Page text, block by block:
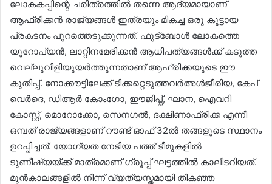
ലോകകപ്പിന്റെ ചരിത്രത്തിൽ തന്നെ ആദ്യമായാണ്
ആഫ്രിക്കൻ രാജ്യങ്ങൾ ഇത്രയും മികച്ച ഒരു കൂട്ടായ
പ്രകടനം പുറത്തെടുക്കുന്നത്. ഫുട്ബോൾ ലോകത്തെ
യൂറോപ്യൻ, ലാറ്റിനമേരിക്കൻ ആധിപത്യങ്ങൾക്ക് കടുത്ത
വെല്ലുവിളിയുയർത്തുന്നതാണ് ആഫ്രിക്കയുടെ ഈ
കുതിപ്പ്. നോക്കൗട്ടിലേക്ക് ടിക്കറ്റെടുത്തവർഅൾജീരിയ, കേപ്
വെർദെ, ഡിആർ കോംഗോ, ഈജിപ്ത്, ഘാന, ഐവറി
കോസ്റ്റ്, മൊറോക്കോ, സെനഗൽ, ദക്ഷിണാഫ്രിക്ക എന്നീ
ഒമ്പത് രാജ്യങ്ങളാണ് റൗണ്ട് ഓഫ് 32ൽ തങ്ങളുടെ സ്ഥാനം
ഉറപ്പിച്ചത്. യോഗ്യത നേടിയ പത്ത് ടീമുകളിൽ
ടുണീഷ്യയ്ക്ക് മാത്രമാണ് ഗ്രൂപ്പ് ഘട്ടത്തിൽ കാലിടറിയത്.
മുൻകാലങ്ങളിൽ നിന്ന് വ്യത്യസ്തമായി തികഞ്ഞ